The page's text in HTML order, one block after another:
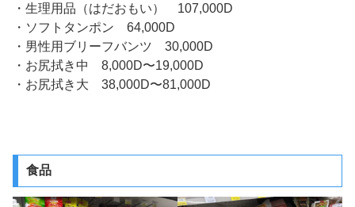
・生理用品（はだおもい） 107,000D
・ソフトタンポン 64,000D
・男性用ブリーフバンツ 30,000D
・お尻拭き中 8,000D〜19,000D
・お尻拭き大 38,000D〜81,000D
食品